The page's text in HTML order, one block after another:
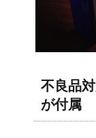
不良品
が付属